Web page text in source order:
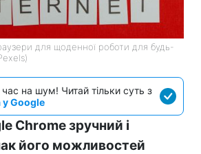
для щоденної роботи для будь-
на шум! Читай тільки суть з
у Google
Chrome зручний і
його можливостей